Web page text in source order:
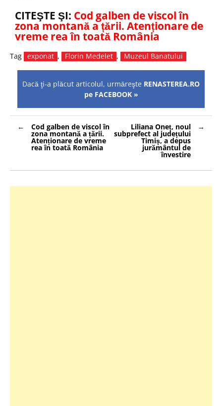
CITEŞTE ŞI: Cod galben de viscol în
zona montană a țării. Atenționare de
vreme rea în toată România
Tag exponat , Florin Medelet , Muzeul Banatului
Dacă ţi-a plăcut articolul, urmăreşte RENASTEREA.RO
pe FACEBOOK »
Navigare
în
articole
Cod galben de viscol în
zona montană a țării.
Atenționare de vreme
rea în toată România
Liliana Oneț, noul
subprefect al județului
Timiș, a depus
jurământul de
învestire